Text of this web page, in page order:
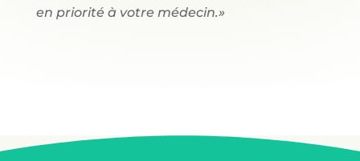
en priorité à votre médecin.»